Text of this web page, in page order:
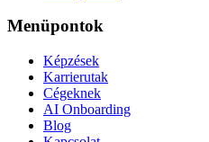
Menüpontok
Képzések
Karrierutak
Cégeknek
AI Onboarding
Blog